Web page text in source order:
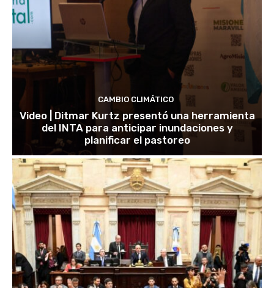
CAMBIO CLIMÁTICO
Video | Ditmar Kurtz presentó una herramienta
del INTA para anticipar inundaciones y
planificar el pastoreo